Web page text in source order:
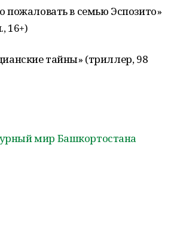
пожаловать в семью Эспозито»
16+)
тайны» (триллер, 98
мир Башкортостана